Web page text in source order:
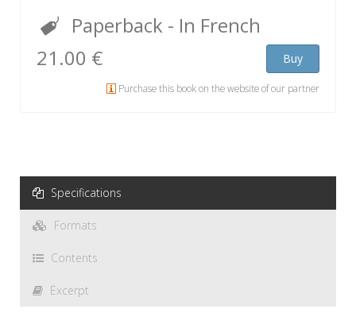
Paperback - In French
21.00 €
Buy
Purchase this book on the website of our partner
Specifications
Formats
Contents
Excerpt